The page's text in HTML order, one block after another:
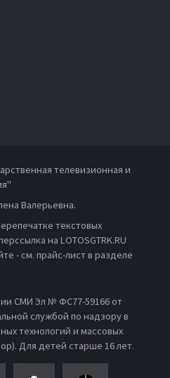
телевизионная и
Валерьевна.
текстовых
на LOTOSGTRK.RU
- см. прайс-лист в разделе
СМИ Эл № ФС77-59166 от
службой по надзору в
технологий и массовых
Для детей старше 16 лет.